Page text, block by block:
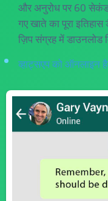
और अनुरोध पर 60 सेकंड
गए खाते का पूरा
ज़िप संग्रह में डाउनलोड
व्हाट्सएप को ऑनलाइन